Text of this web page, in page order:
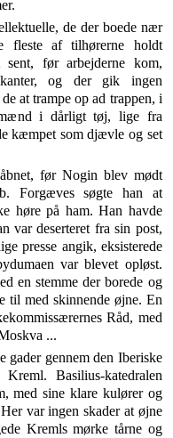
de der boede nær
fleste af tilhørerne holdt
før arbejderne kom,
og der gik ingen
at trampe op ad trappen, i
i dårligt tøj, lige fra
kæmpet som djævle og set
før Nogin blev mødt
Forgæves søgte han at
høre på ham. Han havde
var deserteret fra sin post,
presse angik, eksisterede
var blevet opløst.
en stemme der bo­rede og
til med skinnende øjne. En
Råd, med
...
gader gennem den Iberiske
Basilius-katedralen
med sine klare kulører og
var ingen skader at øjne
Kremls mørke tårne og